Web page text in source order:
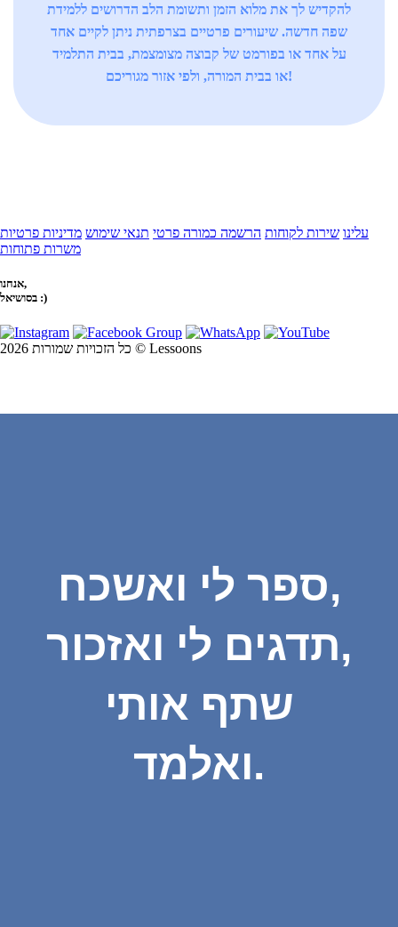
להקדיש לך את מלוא הזמן ותשומת הלב הדרושים ללמידת
שפה חדשה. שיעורים פרטיים בצרפתית ניתן לקיים אחד
על אחד או בפורמט של קבוצה מצומצמת, בבית התלמיד
או בבית המורה, ולפי אזור מגוריכם!
עלינו שירות לקוחות הרשמה כמורה פרטי תנאי שימוש מדיניות פרטיות
משרות פתוחות
אנחנו,
בסושיאל :)
כל הזכויות שמורות 2026 © Lessoons
ספר לי ואשכח,
תדגים לי ואזכור,
שתף אותי
ואלמד.